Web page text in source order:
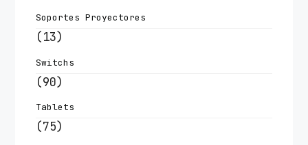
Soportes Proyectores
(13)
Switchs
(90)
Tablets
(75)